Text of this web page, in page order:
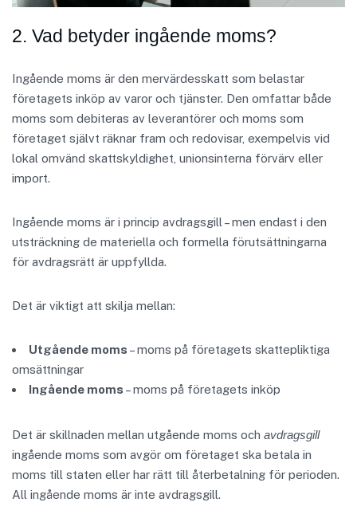
2. Vad betyder ingående moms?
Ingående moms är den mervärdesskatt som belastar
företagets inköp av varor och tjänster. Den omfattar både
moms som debiteras av leverantörer och moms som
företaget självt räknar fram och redovisar, exempelvis vid
lokal omvänd skattskyldighet, unionsinterna förvärv eller
import.
Ingående moms är i princip avdragsgill – men endast i den
utsträckning de materiella och formella förutsättningarna
för avdragsrätt är uppfyllda.
Det är viktigt att skilja mellan:
Utgående moms – moms på företagets skattepliktiga
omsättningar
Ingående moms – moms på företagets inköp
Det är skillnaden mellan utgående moms och avdragsgill
ingående moms som avgör om företaget ska betala in
moms till staten eller har rätt till återbetalning för perioden.
All ingående moms är inte avdragsgill.